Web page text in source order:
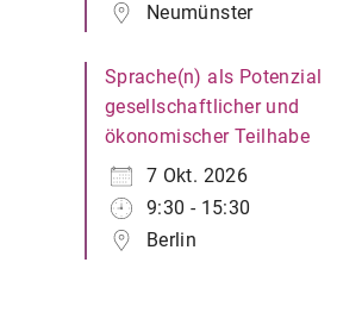
Neumünster
Sprache(n) als Potenzial
gesellschaftlicher und
ökonomischer Teilhabe
7 Okt. 2026
9:30 - 15:30
Berlin